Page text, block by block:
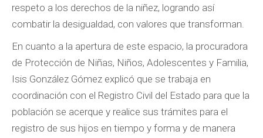
respeto a los derechos de la niñez, logrando así
combatir la desigualdad, con valores que transforman.
En cuanto a la apertura de este espacio, la procuradora
de Protección de Niñas, Niños, Adolescentes y Familia,
Isis González Gómez explicó que se trabaja en
coordinación con el Registro Civil del Estado para que la
población se acerque y realice sus trámites para el
registro de sus hijos en tiempo y forma y de manera